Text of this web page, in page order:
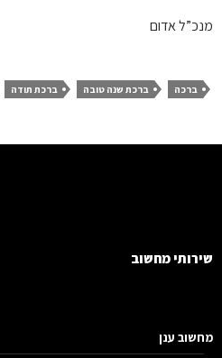
אדום
ברכה ברכת שנה טובה ברכת תודה
מחשוב
ענן